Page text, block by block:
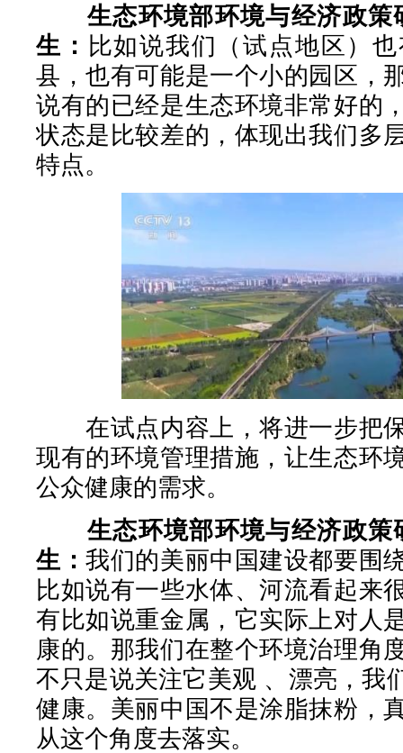
生态环境部环境与经济政
生： 比如说我们（试点地区）
县，也有可能是一个小的园区，
说有的已经是生态环境非常好的
状态是比较差的，体现出我们多
特点。
在试点内容上，将进一步把
现有的环境管理措施，让生态环
公众健康的需求。
生态环境部环境与经济政
生：我们的美丽中国建设都要围
比如说有一些水体、河流看起来
有比如说重金属，它实际上对人
康的。那我们在整个环境治理角
不只是说关注它美观 、漂亮，我
健康。美丽中国不是涂脂抹粉，
从这个角度去落实。